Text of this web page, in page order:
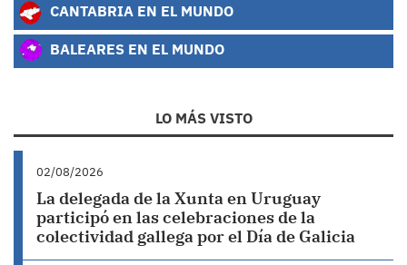
CANTABRIA EN EL MUNDO
BALEARES EN EL MUNDO
LO MÁS VISTO
02/08/2026
La delegada de la Xunta en Uruguay
participó en las celebraciones de la
colectividad gallega por el Día de Galicia